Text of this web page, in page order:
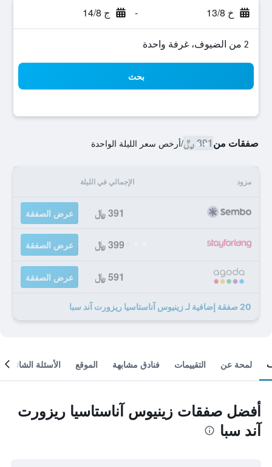
خ 13/8 - ج 14/8
2 من الضيوف، غرفة واحدة
بحث
صفقات من391 ﷼ /أرخص سعر الليلة الواحدة
مزود الإجمالي في الليلة
391 ﷼ عرض الصفقة
399 ﷼ عرض الصفقة
591 ﷼ عرض الصفقة
20 صفقة إضافية لـ زينيوس آناستاسيا ريزورت آند سبا
لمحة عن التقييمات فنادق مشابهة الموقع الأسئلة الشائعة
أفضل صفقات زينيوس آناستاسيا ريزورت
آند سبا